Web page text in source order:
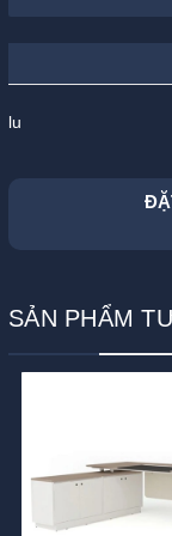
lu
SẢN PHẨM